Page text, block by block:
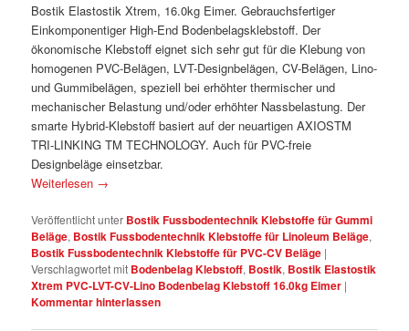
Bostik Elastostik Xtrem, 16.0kg Eimer. Gebrauchsfertiger
Einkomponentiger High-End Bodenbelagsklebstoff. Der
ökonomische Klebstoff eignet sich sehr gut für die Klebung von
homogenen PVC-Belägen, LVT-Designbelägen, CV-Belägen, Lino-
und Gummibelägen, speziell bei erhöhter thermischer und
mechanischer Belastung und/oder erhöhter Nassbelastung. Der
smarte Hybrid-Klebstoff basiert auf der neuartigen AXIOSTM
TRI-LINKING TM TECHNOLOGY. Auch für PVC-freie
Designbeläge einsetzbar.
Weiterlesen →
Veröffentlicht unter Bostik Fussbodentechnik Klebstoffe für Gummi
Beläge, Bostik Fussbodentechnik Klebstoffe für Linoleum Beläge,
Bostik Fussbodentechnik Klebstoffe für PVC-CV Beläge |
Verschlagwortet mit Bodenbelag Klebstoff, Bostik, Bostik Elastostik
Xtrem PVC-LVT-CV-Lino Bodenbelag Klebstoff 16.0kg Eimer |
Kommentar hinterlassen